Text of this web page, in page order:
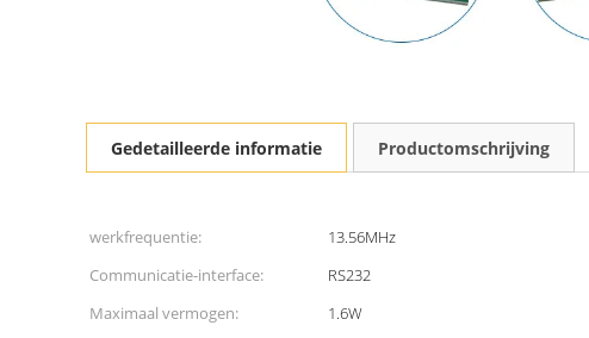
Gedetailleerde informatie Productomschrijving
werkfrequentie: 13.56MHz
Communicatie-interface:
RS232
Maximaal vermogen:
1.6W